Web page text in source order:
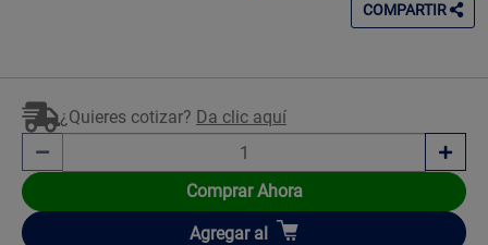
COMPARTIR
¿Quieres cotizar? Da clic aquí
Comprar Ahora
Añadir
Agregar al